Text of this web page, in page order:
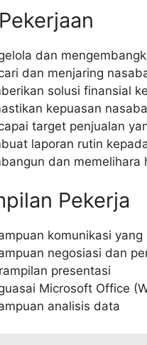
dan
dan menjaring
solusi finansial
kepuasan
target penjualan
laporan rutin
dan
Pekerja
komunikasi
negosiasi dan
presentasi
Microsoft Office
analisis data